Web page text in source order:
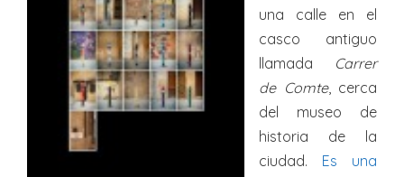
una calle en el
casco antiguo
llamada Carrer
de Comte, cerca
del museo de
historia de la
ciudad. Es una